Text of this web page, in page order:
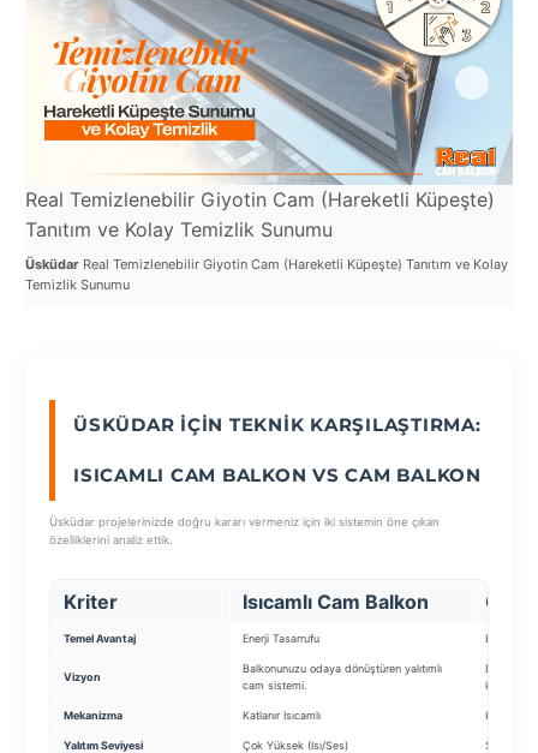
Real Temizlenebilir Giyotin Cam (Hareketli Küpeşte)
Tanıtım ve Kolay Temizlik Sunumu
Üsküdar Real Temizlenebilir Giyotin Cam (Hareketli Küpeşte) Tanıtım ve Kolay
Temizlik Sunumu
ÜSKÜDAR İÇIN TEKNIK KARŞILAŞTIRMA:
ISICAMLI CAM BALKON VS CAM BALKON
Üsküdar projelerinizde doğru kararı vermeniz için iki sistemin öne çıkan
özelliklerini analiz ettik.
Kriter Isıcamlı Cam Balkon Cam
Temel Avantaj Enerji Tasarrufu Ekstra
Vizyon
Balkonunuzu odaya dönüştüren yalıtımlı
cam sistemi.
kapama
Mekanizma Katlanır Isıcamlı Katlanır
Yalıtım Seviyesi Çok Yüksek (Isı/Ses) Standart
Tilburg
Van
Yalova
VAZGEÇ
SEÇ